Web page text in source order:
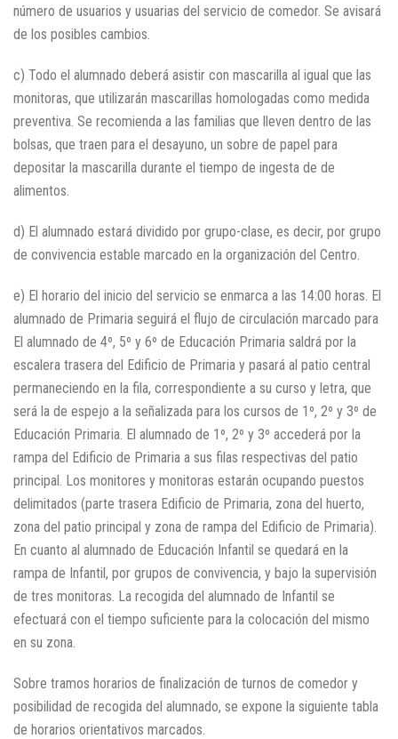
número de usuarios y usuarias del servicio de comedor. Se avisará
de los posibles cambios.
c) Todo el alumnado deberá asistir con mascarilla al igual que las
monitoras, que utilizarán mascarillas homologadas como medida
preventiva. Se recomienda a las familias que lleven dentro de las
bolsas, que traen para el desayuno, un sobre de papel para
depositar la mascarilla durante el tiempo de ingesta de de
alimentos.
d) El alumnado estará dividido por grupo-clase, es decir, por grupo
de convivencia estable marcado en la organización del Centro.
e) El horario del inicio del servicio se enmarca a las 14:00 horas. El
alumnado de Primaria seguirá el flujo de circulación marcado para
El alumnado de 4º, 5º y 6º de Educación Primaria saldrá por la
escalera trasera del Edificio de Primaria y pasará al patio central
permaneciendo en la fila, correspondiente a su curso y letra, que
será la de espejo a la señalizada para los cursos de 1º, 2º y 3º de
Educación Primaria. El alumnado de 1º, 2º y 3º accederá por la
rampa del Edificio de Primaria a sus filas respectivas del patio
principal. Los monitores y monitoras estarán ocupando puestos
delimitados (parte trasera Edificio de Primaria, zona del huerto,
zona del patio principal y zona de rampa del Edificio de Primaria).
En cuanto al alumnado de Educación Infantil se quedará en la
rampa de Infantil, por grupos de convivencia, y bajo la supervisión
de tres monitoras. La recogida del alumnado de Infantil se
efectuará con el tiempo suficiente para la colocación del mismo
en su zona.
Sobre tramos horarios de finalización de turnos de comedor y
posibilidad de recogida del alumnado, se expone la siguiente tabla
de horarios orientativos marcados.